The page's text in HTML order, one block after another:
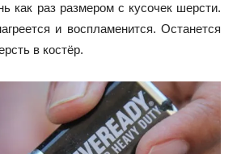
как раз размером с кусочек шерсти.
и воспламенится. Останется
в костёр.